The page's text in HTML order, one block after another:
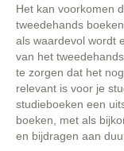
Het kan voorkomen
tweedehands
als waardevol wordt
van het
te zorgen dat het
relevant is voor je
studieboeken een
boeken, met als
en bijdragen aan